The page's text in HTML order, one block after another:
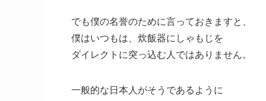
でも僕の名誉のために言っておきますと、
僕はいつもは、炊飯器にしゃもじを
ダイレクトに突っ込む人ではありません。
一般的な日本人がそうであるように